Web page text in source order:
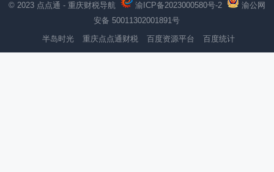
© 2023 点点通 - 重庆财税导航 渝ICP备2023000580号-2
渝公网
安备 50011302001891号
半岛时光
重庆点点通财税 百度资源平台 百度统计